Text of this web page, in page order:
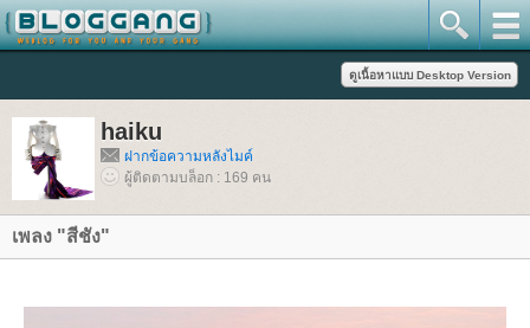
haiku
ฝากข้อความหลังไมค์
ผู้ติดตามบล็อก : 169 คน
เพลง "สีชัง"